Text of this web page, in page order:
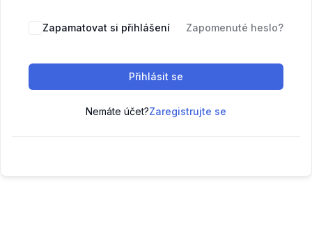
Zapamatovat si přihlášení Zapomenuté heslo?
Přihlásit se
Nemáte účet?Zaregistrujte se